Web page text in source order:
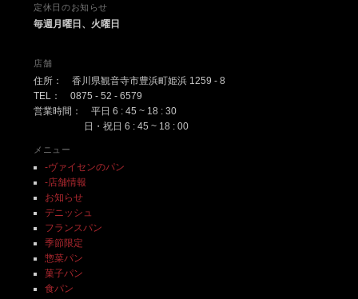
定休日のお知らせ
毎週月曜日、火曜日
店舗
住所： 香川県観音寺市豊浜町姫浜 1259 - 8
TEL： 0875 - 52 - 6579
営業時間： 平日 6 : 45 ~ 18 : 30
日・祝日 6 : 45 ~ 18 : 00
メニュー
-ヴァイセンのパン
-店舗情報
お知らせ
デニッシュ
フランスパン
季節限定
惣菜パン
菓子パン
食パン